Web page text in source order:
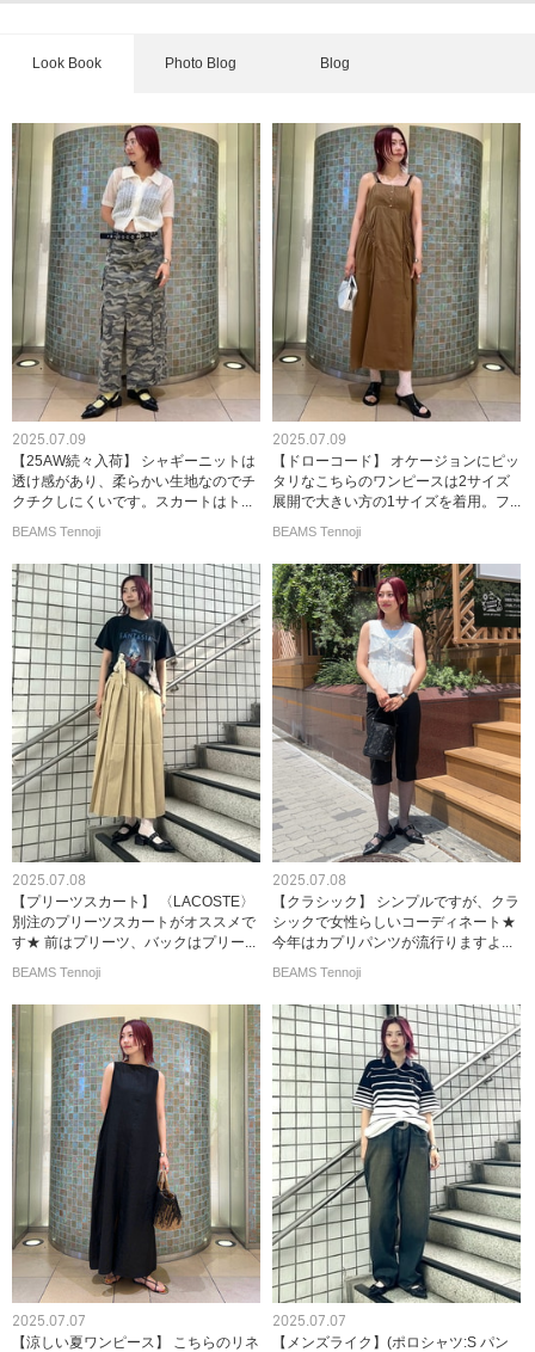
Look Book Photo Blog Blog
2025.07.09
【25AW続々入荷】 シャギーニットは
透け感があり、柔らかい生地なのでチ
クチクしにくいです。スカートはト...
BEAMS Tennoji
2025.07.09
【ドローコード】 オケージョンにピッ
タリなこちらのワンピースは2サイズ
展開で大きい方の1サイズを着用。フ...
BEAMS Tennoji
2025.07.08
【プリーツスカート】 〈LACOSTE〉
別注のプリーツスカートがオススメで
す★ 前はプリーツ、バックはプリー...
BEAMS Tennoji
2025.07.08
【クラシック】 シンプルですが、クラ
シックで女性らしいコーディネート★
今年はカプリパンツが流行りますよ...
BEAMS Tennoji
2025.07.07
【涼しい夏ワンピース】 こちらのリネ
2025.07.07
【メンズライク】(ポロシャツ:S パン